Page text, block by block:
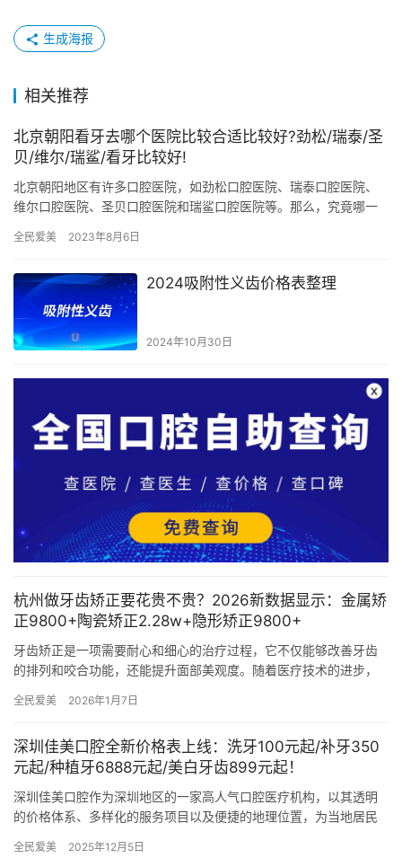
生成海报
相关推荐
北京朝阳看牙去哪个医院比较合适比较好?劲松/瑞泰/圣
贝/维尔/瑞鲨/看牙比较好!
北京朝阳地区有许多口腔医院，如劲松口腔医院、瑞泰口腔医院、
维尔口腔医院、圣贝口腔医院和瑞鲨口腔医院等。那么，究竟哪一
全方面…
全民爱美 2023年8月6日
2024吸附性义齿价格表整理
2024年10月30日
杭州做牙齿矫正要花贵不贵？2026新数据显示：金属矫
正9800+陶瓷矫正2.28w+隐形矫正9800+
牙齿矫正是一项需要耐心和细心的治疗过程，它不仅能够改善牙齿
的排列和咬合功能，还能提升面部美观度。随着医疗技术的进步，
料供患…
全民爱美 2026年1月7日
深圳佳美口腔全新价格表上线：洗牙100元起/补牙350
元起/种植牙6888元起/美白牙齿899元起！
深圳佳美口腔作为深圳地区的一家高人气口腔医疗机构，以其透明
的价格体系、多样化的服务项目以及便捷的地理位置，为当地居民
目价格…
全民爱美 2025年12月5日